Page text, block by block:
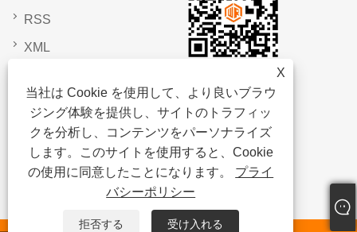
X
当社は Cookie を使用して、より良いブラウ
ジング体験を提供し、サイトのトラフィッ
クを分析し、コンテンツをパーソナライズ
します。このサイトを使用すると、Cookie
の使用に同意したことになります。 プライ
バシーポリシー
拒否する 受け入れる
RSS
XML